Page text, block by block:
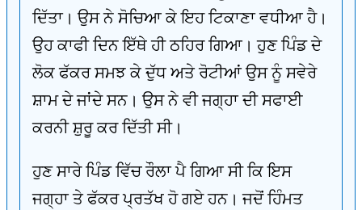
ਦਿੱਤਾ। ਉਸ ਨੇ ਸੋਚਿਆ ਕੇ ਇਹ ਟਿਕਾਣਾ ਵਧੀਆ ਹੈ।
ਉਹ ਕਾਫੀ ਦਿਨ ਇੱਥੇ ਹੀ ਠਹਿਰ ਗਿਆ। ਹੁਣ ਪਿੰਡ ਦੇ
ਲੋਕ ਫੱਕਰ ਸਮਝ ਕੇ ਦੁੱਧ ਅਤੇ ਰੋਟੀਆਂ ਉਸ ਨੂੰ ਸਵੇਰੇ
ਸ਼ਾਮ ਦੇ ਜਾਂਦੇ ਸਨ। ਉਸ ਨੇ ਵੀ ਜਗ੍ਹਾ ਦੀ ਸਫਾਈ
ਕਰਨੀ ਸ਼ੁਰੂ ਕਰ ਦਿੱਤੀ ਸੀ।
ਹੁਣ ਸਾਰੇ ਪਿੰਡ ਵਿੱਚ ਰੌਲਾ ਪੈ ਗਿਆ ਸੀ ਕਿ ਇਸ
ਜਗ੍ਹਾ ਤੇ ਫੱਕਰ ਪ੍ਰਤੱਖ ਹੋ ਗਏ ਹਨ। ਜਦੋਂ ਹਿੰਮਤ